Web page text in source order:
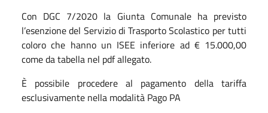
Con DGC 7/2020 la Giunta Comunale ha previsto
l’esenzione del Servizio di Trasporto Scolastico per tutti
coloro che hanno un ISEE inferiore ad € 15.000,00
come da tabella nel pdf allegato.
È possibile procedere al pagamento della tariffa
esclusivamente nella modalità Pago PA